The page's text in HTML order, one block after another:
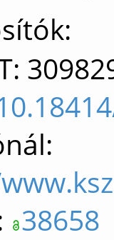
38658